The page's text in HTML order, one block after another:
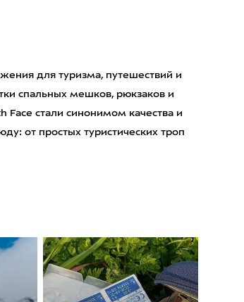
для туризма, путешествий и
спальных мешков, рюкзаков и
Face стали синонимом качества и
от простых туристических троп